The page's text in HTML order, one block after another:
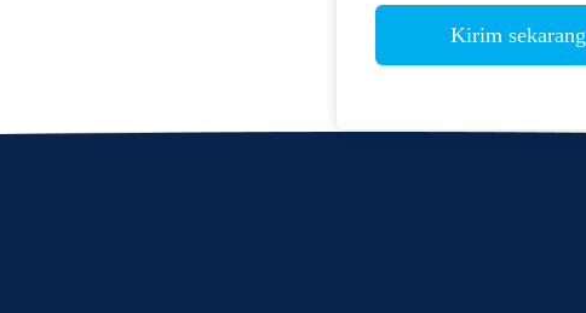
Kirim sekarang